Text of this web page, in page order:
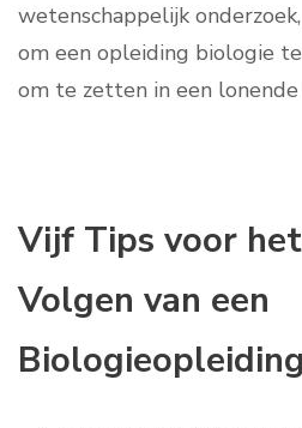
wetenschappelijk
om een opleiding biologie
om te zetten in een lonende
Vijf Tips voor
Volgen van een